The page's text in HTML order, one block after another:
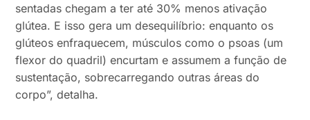
sentadas chegam a ter até 30% menos ativação
glútea. E isso gera um desequilíbrio: enquanto os
glúteos enfraquecem, músculos como o psoas (um
flexor do quadril) encurtam e assumem a função de
sustentação, sobrecarregando outras áreas do
corpo”, detalha.